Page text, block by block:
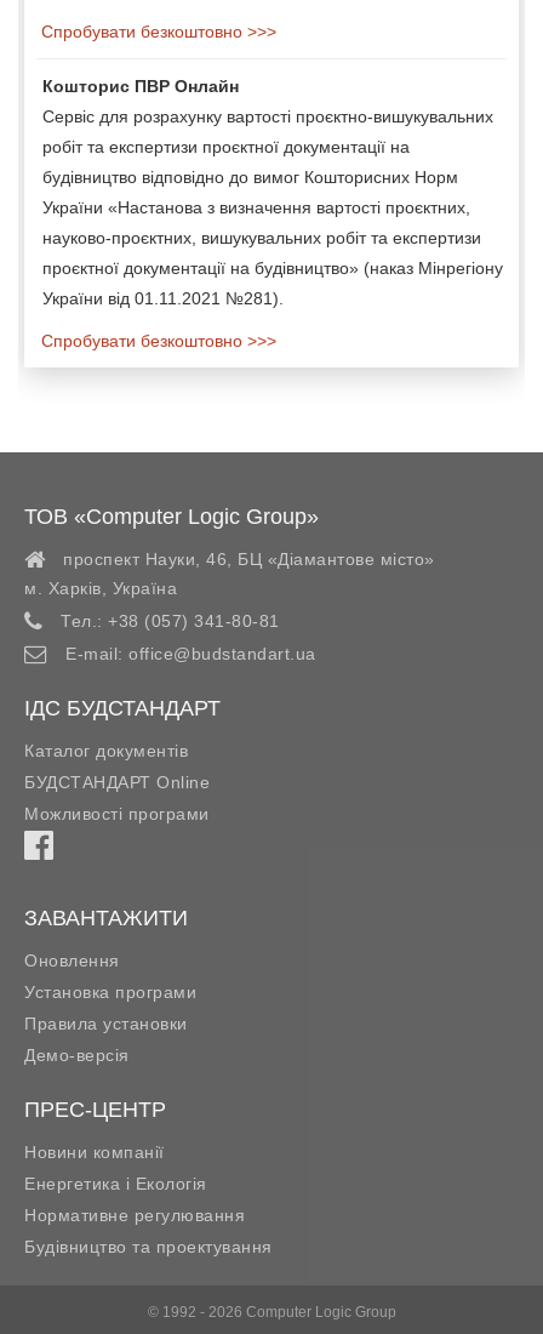
Спробувати безкоштовно >>>
Кошторис ПВР Онлайн
Сервіс для розрахунку вартості проєктно-вишукувальних
робіт та експертизи проєктної документації на
будівництво відповідно до вимог Кошторисних Норм
України «Настанова з визначення вартості проєктних,
науково-проєктних, вишукувальних робіт та експертизи
проєктної документації на будівництво» (наказ Мінрегіону
України від 01.11.2021 №281).
Спробувати безкоштовно >>>
ТОВ «Computer Logic Group»
проспект Науки, 46, БЦ «Діамантове місто»
м. Харків
Україна
Тел.: +38 (057) 341-80-81
E-mail: office@budstandart.ua
ІДС БУДСТАНДАРТ
Каталог документів
БУДСТАНДАРТ Online
Можливості програми
ЗАВАНТАЖИТИ
Оновлення
Установка програми
Правила установки
Демо-версія
ПРЕС-ЦЕНТР
Новини компанії
Енергетика і Екологія
Нормативне регулювання
Будівництво та проектування
© 1992 - 2026 Computer Logic Group